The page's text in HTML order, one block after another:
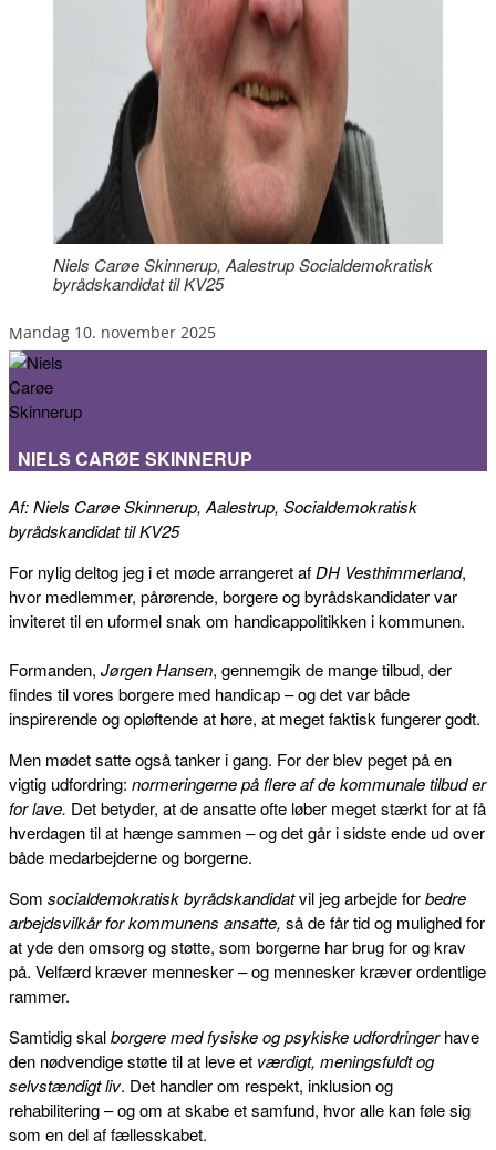
Niels Carøe Skinnerup, Aalestrup Socialdemokratisk
byrådskandidat til KV25
mandag 10. november 2025
NIELS CARØE SKINNERUP
Af: Niels Carøe Skinnerup, Aalestrup, Socialdemokratisk
byrådskandidat til KV25
For nylig deltog jeg i et møde arrangeret afDH Vesthimmerland,
hvor medlemmer, pårørende, borgere og byrådskandidater var
inviteret til en uformel snak om handicap­politikken i kommunen.
Formanden, Jørgen Hansen, gennemgik de mange tilbud, der
findes til vores borgere med handicap – og det var både
inspirerende og opløftende at høre, at meget faktisk fungerer godt.
Men mødet satte også tanker i gang. For der blev peget på en
vigtig udfordring: normeringerne på flere af de kommunale tilbud er
for lave. Det betyder, at de ansatte ofte løber meget stærkt for at få
hverdagen til at hænge sammen – og det går i sidste ende ud over
både medarbejderne og borgerne.
Som socialdemokratisk byrådskandidatvil jeg arbejde forbedre
arbejdsvilkår for kommunens ansatte, så de får tid og mulighed for
at yde den omsorg og støtte, som borgerne har brug for og krav
på. Velfærd kræver mennesker – og mennesker kræver ordentlige
rammer.
Samtidig skalborgere med fysiske og psykiske udfordringerhave
den nødvendige støtte til at leve et værdigt, meningsfuldt og
selvstændigt liv. Det handler om respekt, inklusion og
rehabilitering – og om at skabe et samfund, hvor alle kan føle sig
som en del af fællesskabet.